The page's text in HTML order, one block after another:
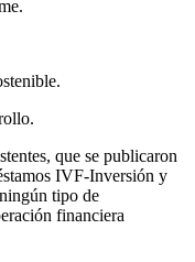
que se publicaron
IVF-Inversión y
tipo de
financiera